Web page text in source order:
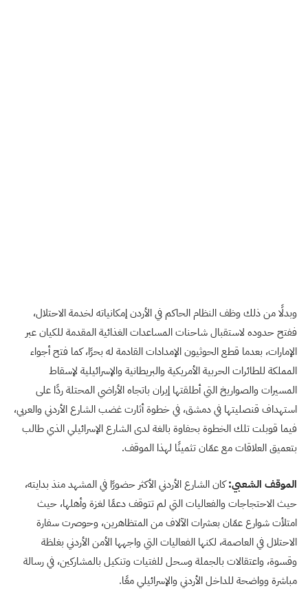
وبدلًا من ذلك وظف النظام الحاكم في الأردن إمكانياته لخدمة الاحتلال،
ففتح حدوده لاستقبال شاحنات المساعدات الغذائية المقدمة للكيان عبر
الإمارات، بعدما قطع الحوثيون الإمدادات القادمة له بحرًا، كما فتح أجواء
المملكة للطائرات الحربية الأمريكية والبريطانية والإسرائيلية لإسقاط
المسيرات والصواريخ التي أطلقتها إيران باتجاه الأراضي المحتلة ردًا على
استهداف قنصليتها في دمشق، في خطوة أثارت غضب الشارع الأردني والعربي،
فيما قوبلت تلك الخطوة بحفاوة بالغة لدى الشارع الإسرائيلي الذي طالب
بتعميق العلاقات مع عمّان تثمينًا لهذا الموقف.
الموقف الشعبي:كان الشارع الأردني الأكثر حضورًا في المشهد منذ بدايته،
حيث الاحتجاجات والفعاليات التي لم تتوقف دعمًا لغزة وأهلها، حيث
امتلأت شوارع عمّان بعشرات الآلاف من المتظاهرين، وحوصرت سفارة
الاحتلال في العاصمة، لكنها الفعاليات التي واجهها الأمن الأردني بغلظة
وقسوة، واعتقالات بالجملة وسحل للفتيات وتنكيل بالمشاركين، في رسالة
مباشرة وواضحة للداخل الأردني والإسرائيلي معًا.